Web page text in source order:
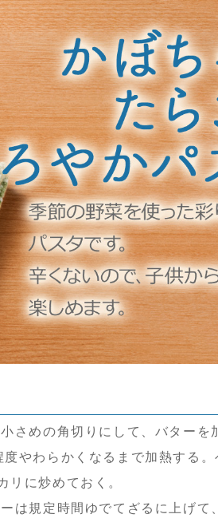
さめの角切りにして、バターを
度やわらかくなるまで加熱する。
リに炒めておく。
は規定時間ゆでてざるに上げて